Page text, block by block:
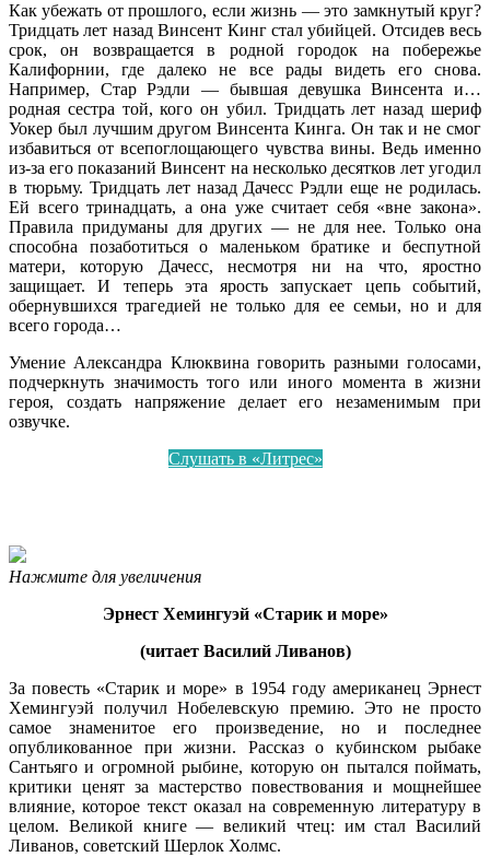
Как убежать от прошлого, если жизнь — это замкнутый круг?
Тридцать лет назад Винсент Кинг стал убийцей. Отсидев весь
срок, он возвращается в родной городок на побережье
Калифорнии, где далеко не все рады видеть его снова.
Например, Стар Рэдли — бывшая девушка Винсента и…
родная сестра той, кого он убил. Тридцать лет назад шериф
Уокер был лучшим другом Винсента Кинга. Он так и не смог
избавиться от всепоглощающего чувства вины. Ведь именно
из-за его показаний Винсент на несколько десятков лет угодил
в тюрьму. Тридцать лет назад Дачесс Рэдли еще не родилась.
Ей всего тринадцать, а она уже считает себя «вне закона».
Правила придуманы для других — не для нее. Только она
способна позаботиться о маленьком братике и беспутной
матери, которую Дачесс, несмотря ни на что, яростно
защищает. И теперь эта ярость запускает цепь событий,
обернувшихся трагедией не только для ее семьи, но и для
всего города…
Умение Александра Клюквина говорить разными голосами,
подчеркнуть значимость того или иного момента в жизни
героя, создать напряжение делает его незаменимым при
озвучке.
Слушать в «Литрес»
Нажмите для увеличения
Эрнест Хемингуэй «Старик и море»
(читает Василий Ливанов)
За повесть «Старик и море» в 1954 году американец Эрнест
Хемингуэй получил Нобелевскую премию. Это не просто
самое знаменитое его произведение, но и последнее
опубликованное при жизни. Рассказ о кубинском рыбаке
Сантьяго и огромной рыбине, которую он пытался поймать,
критики ценят за мастерство повествования и мощнейшее
влияние, которое текст оказал на современную литературу в
целом. Великой книге — великий чтец: им стал Василий
Ливанов, советский Шерлок Холмс.